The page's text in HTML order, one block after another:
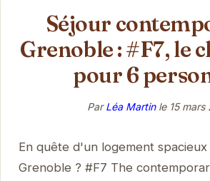
Séjour
Grenoble : #F7, le
pour 6
ParLéa Martinle 15 mars
En quête d'un logement
Grenoble ? #F7 The